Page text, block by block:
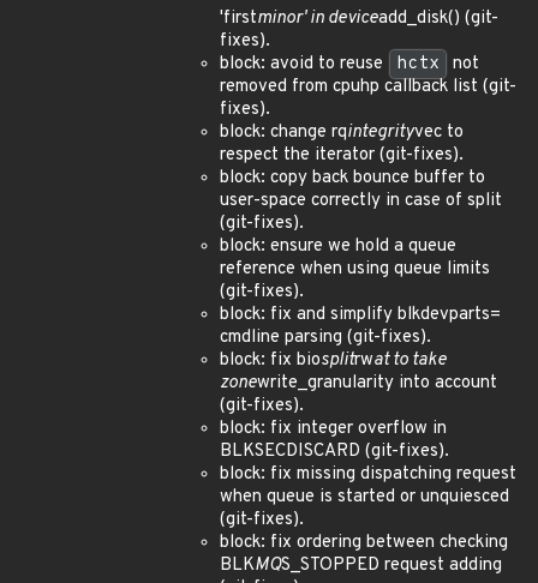
'firstminor' in deviceadd_disk() (git-
fixes).
block: avoid to reuse
hctx
not
removed from cpuhp callback list (git-
fixes).
block: change rqintegrityvec to
respect the iterator (git-fixes).
block: copy back bounce buffer to
user-space correctly in case of split
(git-fixes).
block: ensure we hold a queue
reference when using queue limits
(git-fixes).
block: fix and simplify blkdevparts=
cmdline parsing (git-fixes).
block: fix biosplitrwat to take
zonewrite_granularity into account
(git-fixes).
block: fix integer overflow in
BLKSECDISCARD (git-fixes).
block: fix missing dispatching request
when queue is started or unquiesced
(git-fixes).
block: fix ordering between checking
BLKMQS_STOPPED request adding